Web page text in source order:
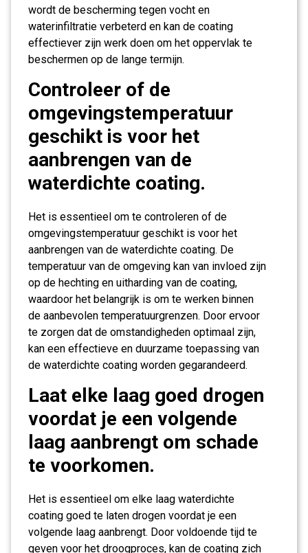
wordt de bescherming tegen vocht en
waterinfiltratie verbeterd en kan de coating
effectiever zijn werk doen om het oppervlak te
beschermen op de lange termijn.
Controleer of de
omgevingstemperatuur
geschikt is voor het
aanbrengen van de
waterdichte coating.
Het is essentieel om te controleren of de
omgevingstemperatuur geschikt is voor het
aanbrengen van de waterdichte coating. De
temperatuur van de omgeving kan van invloed zijn
op de hechting en uitharding van de coating,
waardoor het belangrijk is om te werken binnen
de aanbevolen temperatuurgrenzen. Door ervoor
te zorgen dat de omstandigheden optimaal zijn,
kan een effectieve en duurzame toepassing van
de waterdichte coating worden gegarandeerd.
Laat elke laag goed drogen
voordat je een volgende
laag aanbrengt om schade
te voorkomen.
Het is essentieel om elke laag waterdichte
coating goed te laten drogen voordat je een
volgende laag aanbrengt. Door voldoende tijd te
geven voor het droogproces, kan de coating zich